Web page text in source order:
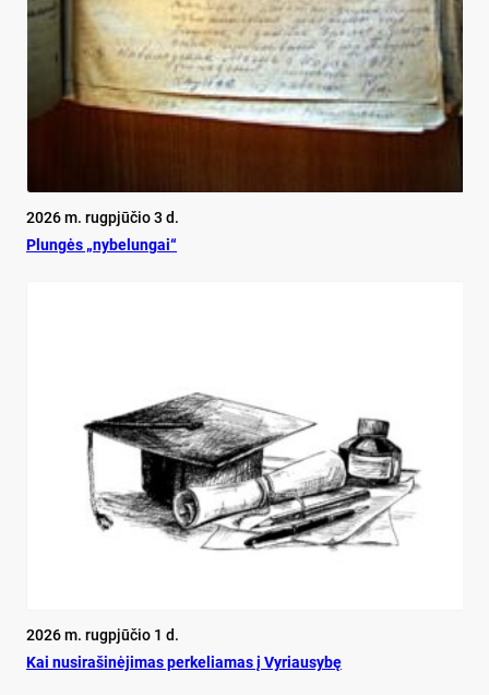
2026 m. rugpjūčio 3 d.
Plun­gės „ny­be­lun­gai“
2026 m. rugpjūčio 1 d.
Kai nu­si­ra­ši­nė­ji­mas per­ke­lia­mas į Vy­riau­sy­bę